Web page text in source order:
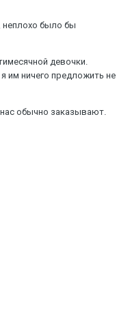
было бы
девочки.
я им ничего предложить не
обычно заказывают.